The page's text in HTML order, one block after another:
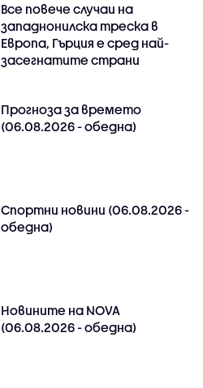
Все повече случаи на
западнонилска треска в
Европа, Гърция е сред най-
засегнатите страни
Прогноза за времето
(06.08.2026 - обедна)
Спортни новини (06.08.2026 -
обедна)
Новините на NOVA
(06.08.2026 - обедна)